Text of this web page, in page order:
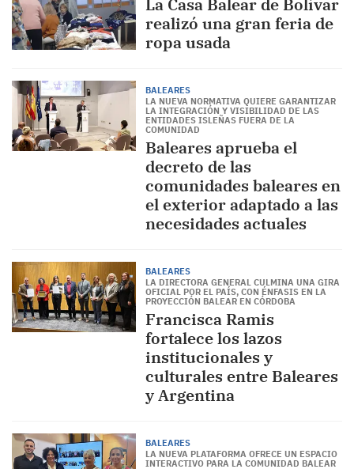
La Casa Balear de Bolívar
realizó una gran feria de
ropa usada
BALEARES
LA NUEVA NORMATIVA QUIERE GARANTIZAR
LA INTEGRACIÓN Y VISIBILIDAD DE LAS
ENTIDADES ISLEÑAS FUERA DE LA
COMUNIDAD
​​Baleares aprueba el
decreto de las
comunidades baleares en
el exterior adaptado a las
necesidades actuales
BALEARES
LA DIRECTORA GENERAL CULMINA UNA GIRA
OFICIAL POR EL PAÍS, CON ÉNFASIS EN LA
PROYECCIÓN BALEAR EN CÓRDOBA
Francisca Ramis
fortalece los lazos
institucionales y
culturales entre Baleares
y Argentina
BALEARES
LA NUEVA PLATAFORMA OFRECE UN ESPACIO
INTERACTIVO PARA LA COMUNIDAD BALEAR